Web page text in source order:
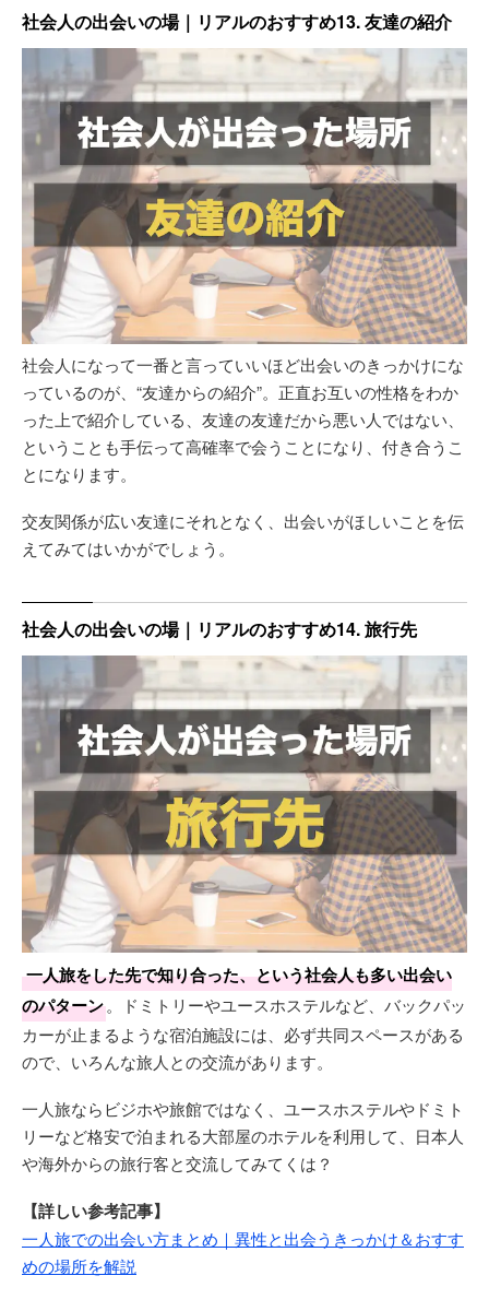
社会人の出会いの場｜リアルのおすすめ13. 友達の紹介
社会人になって一番と言っていいほど出会いのきっかけにな
っているのが、“友達からの紹介”。正直お互いの性格をわか
った上で紹介している、友達の友達だから悪い人ではない、
ということも手伝って高確率で会うことになり、付き合うこ
とになります。
交友関係が広い友達にそれとなく、出会いがほしいことを伝
えてみてはいかがでしょう。
社会人の出会いの場｜リアルのおすすめ14. 旅行先
一人旅をした先で知り合った、という社会人も多い出会い
のパターン。ドミトリーやユースホステルなど、バックパッ
カーが止まるような宿泊施設には、必ず共同スペースがある
ので、いろんな旅人との交流があります。
一人旅ならビジホや旅館ではなく、ユースホステルやドミト
リーなど格安で泊まれる大部屋のホテルを利用して、日本人
や海外からの旅行客と交流してみてくは？
【詳しい参考記事】
一人旅での出会い方まとめ｜異性と出会うきっかけ＆おすす
めの場所を解説